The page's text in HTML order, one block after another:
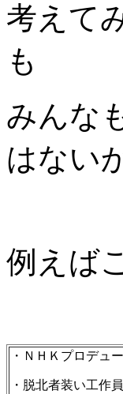
考えて
も
みんな
はない
例えば
・ＮＨＫプロデュ
・脱北者装い工作